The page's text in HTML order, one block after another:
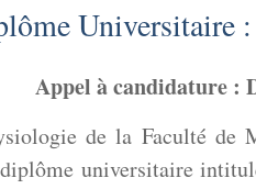
Universitaire
Appel à candidature :
de la Faculté de
universitaire